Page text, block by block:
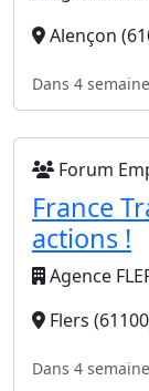
Alençon
Dans 4
Forum
France
actions !
Agence
Flers
Dans 4